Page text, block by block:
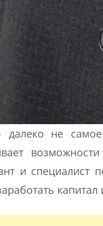
далеко не
и